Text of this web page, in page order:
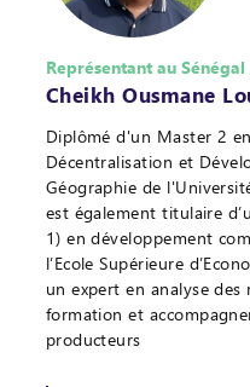
Représentant au
Cheikh Ousmane
Diplômé d'un Master 2
Décentralisation et
Géographie de
est également titulaire
1) en développement
l’Ecole Supérieure
un expert en analyse des
formation et
producteurs